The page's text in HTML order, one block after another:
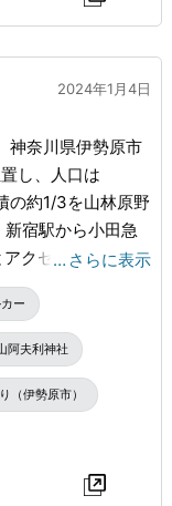
き込む”ように、
予約をおすすめい
冷凍タイプも！
2024年1月4日
し、人口は
の約1/3を山林原野
宿駅から小田急
クセスが良好な
の観光スポット
山ケ
山国定公園の一角
地方でも有数の人
」にも認定され
京の高層ビルも
… さらに表示
ー
阿夫利神社
（伊勢原市）